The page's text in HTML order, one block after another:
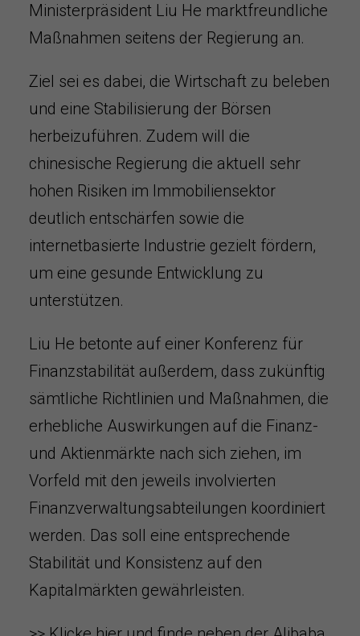
Ministerpräsident Liu He marktfreundliche
Maßnahmen seitens der Regierung an.
Ziel sei es dabei, die Wirtschaft zu beleben
und eine Stabilisierung der Börsen
herbeizuführen. Zudem will die
chinesische Regierung die aktuell sehr
hohen Risiken im Immobiliensektor
deutlich entschärfen sowie die
internetbasierte Industrie gezielt fördern,
um eine gesunde Entwicklung zu
unterstützen.
Liu He betonte auf einer Konferenz für
Finanzstabilität außerdem, dass zukünftig
sämtliche Richtlinien und Maßnahmen, die
erhebliche Auswirkungen auf die Finanz-
und Aktienmärkte nach sich ziehen, im
Vorfeld mit den jeweils involvierten
Finanzverwaltungsabteilungen koordiniert
werden. Das soll eine entsprechende
Stabilität und Konsistenz auf den
Kapitalmärkten gewährleisten.